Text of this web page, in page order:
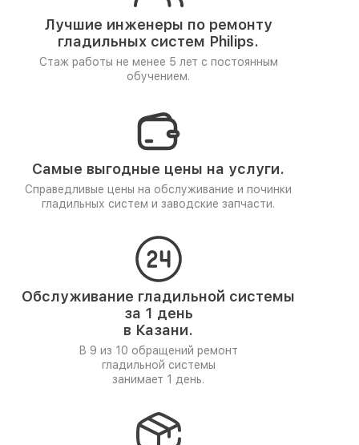
Лучшие инженеры по ремонту
гладильных систем Philips.
Стаж работы не менее 5 лет с постоянным
обучением.
Самые выгодные цены на услуги.
Справедливые цены на обслуживание и починки
гладильных систем и заводские запчасти.
Обслуживание гладильной системы
за 1 день
в Казани.
В 9 из 10 обращений ремонт
гладильной системы
занимает 1 день.